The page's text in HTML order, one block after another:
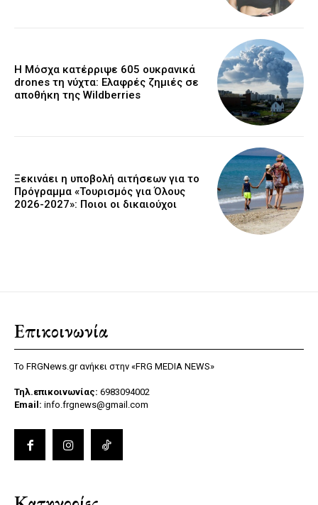
Η Μόσχα κατέρριψε 605 ουκρανικά
drones τη νύχτα: Ελαφρές ζημιές σε
αποθήκη της Wildberries
Ξεκινάει η υποβολή αιτήσεων για το
Πρόγραμμα «Τουρισμός για Όλους
2026-2027»: Ποιοι οι δικαιούχοι
Επικοινωνία
Το FRGNews.gr ανήκει στην «FRG MEDIA NEWS»
Τηλ.επικοινωνίας: 6983094002
Email: info.frgnews@gmail.com